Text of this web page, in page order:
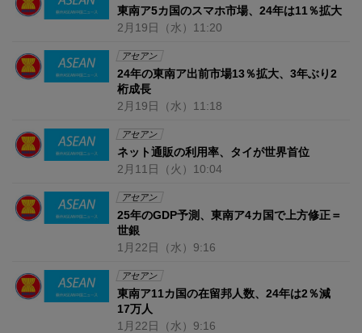
東南ア5カ国のスマホ市場、24年は11％拡大
2月19日 （水） 11:20
アセアン
24年の東南ア出前市場13％拡大、3年ぶり2
桁成長
2月19日 （水） 11:18
アセアン
ネット通販の利用率、タイが世界首位
2月11日 （火） 10:04
アセアン
25年のGDP予測、東南ア4カ国で上方修正＝
世銀
1月22日 （水） 9:16
アセアン
東南ア11カ国の在留邦人数、24年は2％減
17万人
1月22日 （水） 9:16